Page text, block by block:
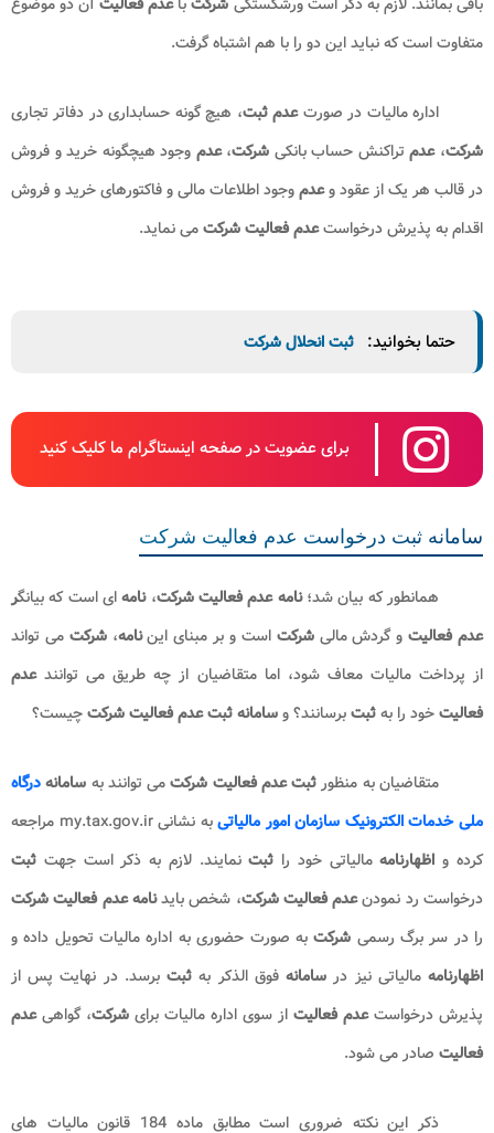
است برای مدتی تصمیم بهعدم فعالیتخود بگیرند.
می بایست در پایان هر سال مالی تمدید شود. همچنینشرکت
ها تا 5
سال از طریق دریافت مفاصا حساب از اداره مالیات می توانند بدون فعالیت
باقی بمانند. لازم به ذکر است ورشکستگیشرکتباعدم فعالیتآن دو موضوع
متفاوت است که نباید این دو را با هم اشتباه گرفت.
تجاریشرکت،عدم تراکنش حساب بانکی
فروش اقدام به پذیرش درخواست
حتما بخوانید: ثبت انحلال شرکت
برای عضویت در صفحه اینستاگرام ما کلیک کنید
همانطور که بیان شد؛نامه عدم فعالیت شرکت،نامهای است که
بیانگ ر عدم فعالیتو گردش مالیشرکتاست و بر مبنای ایننامه،شرکتمی
تواند از پرداخت مالیات معاف شود، اما متقاضیان از چه طریق می توانند عدم
فعالیتخود را بهثبتبرسانند؟ وسامانه ثبت عدم فعالیت شرکتچیست؟
متقاضیان به منظورثبت عدم فعالیت شرکتمی توانند به سامانه
درگاه ملی خدمات الکترونیک سازمان امور مالیاتی
به نشانی my.tax.gov.ir
مراجعه کرده واظهارنامه